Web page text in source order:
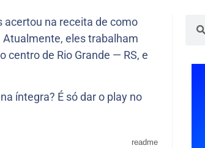
acertou na receita de como
eles trabalham
centro de Rio Grande — RS, e
íntegra? É só dar o play no
readme